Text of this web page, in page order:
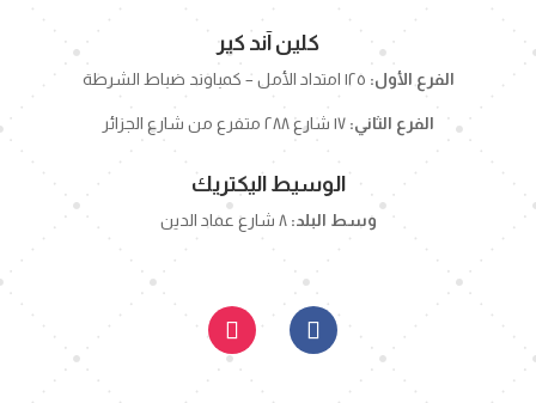
كلين آند كير
الفرع الأول:
الفرع الثاني:
الوسيط اليكتريك
وسط البلد: ٨ شارع عماد الدين